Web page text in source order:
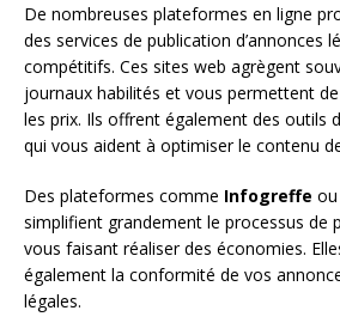
De nombreuses plateformes en ligne
des services de publication d’annonces
compétitifs. Ces sites web agrègent
journaux habilités et vous permettent
les prix. Ils offrent également des outils
qui vous aident à optimiser le contenu
Des plateformes comme Infogreffe ou
simplifient grandement le processus de
vous faisant réaliser des économies.
également la conformité de vos
légales.